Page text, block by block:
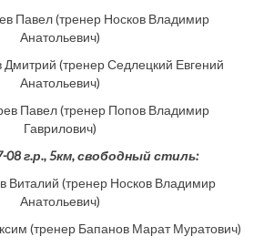
Павел (тренер Носков Владимир
Анатольевич)
Дмитрий (тренер Седлецкий Евгений
Анатольевич)
Павел (тренер Попов Владимир
Гаврилович)
г.р., 5км, свободный стиль:
Виталий (тренер Носков Владимир
Анатольевич)
(тренер Бапанов Марат Муратович)